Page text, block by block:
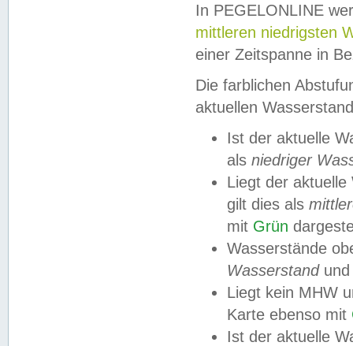
In PEGELONLINE
mittleren niedrigsten
einer Zeitspanne in
Die farblichen
aktuellen
Ist der aktuelle
als niedriger
Liegt der
gilt dies als
mit Grün
Wasserstände
Wasserstandund
Liegt kein MHW
Karte ebenso mit
Ist der aktuelle